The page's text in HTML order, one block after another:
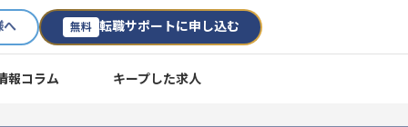
へ 無料 転職サポートに申し込む
報コラム キープした求人